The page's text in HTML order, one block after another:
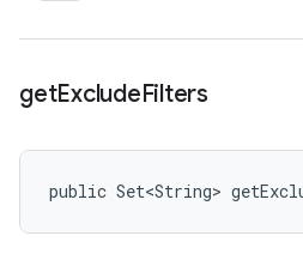
getExcludeFilters
public Set<String>